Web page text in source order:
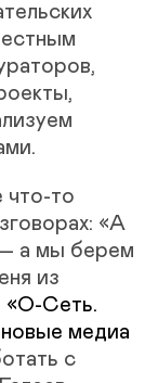
что-то
«А
— а мы берем
из
«О-Сеть.
новые медиа
с